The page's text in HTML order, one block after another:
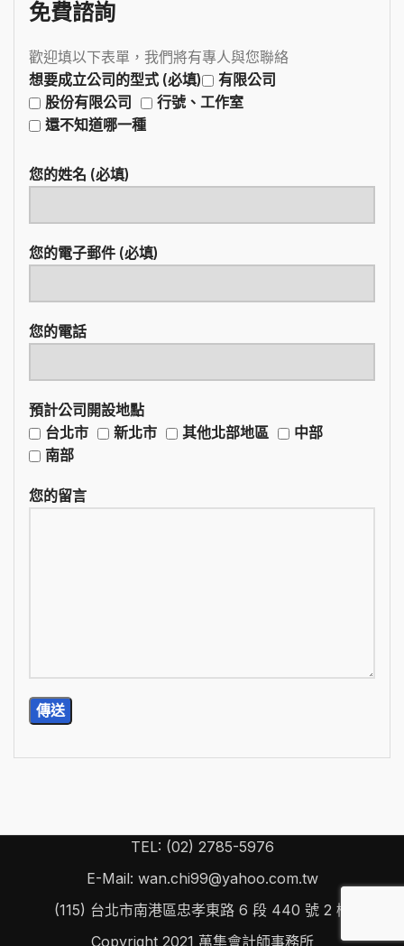
免費諮詢
歡迎填以下表單，我們將有專人與您聯絡
想要成立公司的型式 (必填)
有限公司
股份有限公司
行號、工作室
還不知道哪一種
您的姓名 (必填)
您的電子郵件 (必填)
您的電話
預計公司開設地點
台北市
新北市 其他北部地區
中部
南部
您的留言
TEL: (02) 2785-5976
E-Mail: wan.chi99@yahoo.com.tw
(115) 台北市南港區忠孝東路 6 段 440 號 2 樓
Copyright 2021 萬集會計師事務所